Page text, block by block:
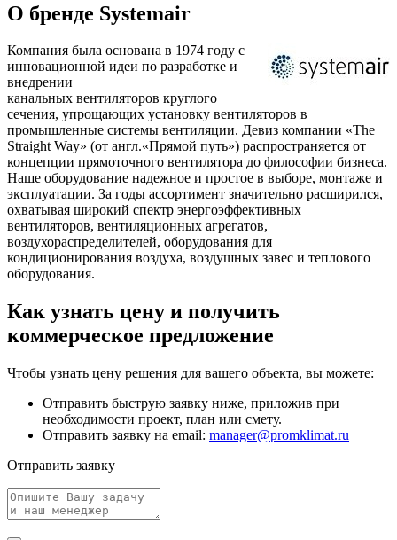
О бренде Systemair
Компания была основана в 1974 году с
инновационной идеи по разработке и
внедрении
канальных вентиляторов круглого
сечения, упрощающих установку вентиляторов в
промышленные системы вентиляции. Девиз компании «The
Straight Way» (от англ.«Прямой путь») распространяется от
концепции прямоточного вентилятора до философии бизнеса.
Наше оборудование надежное и простое в выборе, монтаже и
эксплуатации. За годы ассортимент значительно расширился,
охватывая широкий спектр энергоэффективных
вентиляторов, вентиляционных агрегатов,
воздухораспределителей, оборудования для
кондиционирования воздуха, воздушных завес и теплового
оборудования.
Как узнать цену и получить
коммерческое предложение
Чтобы узнать цену решения для вашего объекта, вы можете:
Отправить быструю заявку ниже, приложив при
необходимости проект, план или смету.
Отправить заявку на email: manager@promklimat.ru
Отправить заявку